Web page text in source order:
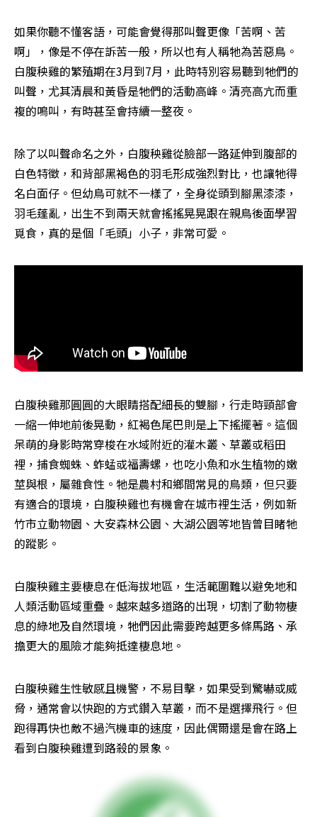
如果你聽不懂客語，可能會覺得那叫聲更像「苦啊、苦
啊」，像是不停在訴苦一般，所以也有人稱牠為苦惡鳥。
白腹秧雞的繁殖期在3月到7月，此時特別容易聽到牠們的
叫聲，尤其清晨和黃昏是牠們的活動高峰。清亮高亢而重
複的鳴叫，有時甚至會持續一整夜。
除了以叫聲命名之外，白腹秧雞從臉部一路延伸到腹部的
白色特徵，和背部黑褐色的羽毛形成強烈對比，也讓牠得
名白面仔。但幼鳥可就不一樣了，全身從頭到腳黑漆漆，
羽毛蓬亂，出生不到兩天就會搖搖晃晃跟在親鳥後面學習
覓食，真的是個「毛頭」小子，非常可愛。
白腹秧雞那圓圓的大眼睛搭配細長的雙腳，行走時頸部會
一縮一伸地前後晃動，紅褐色尾巴則是上下搖擺著。這個
呆萌的身影時常穿梭在水域附近的灌木叢、草叢或稻田
裡，捕食蜘蛛、蚱蜢或福壽螺，也吃小魚和水生植物的嫩
莖與根，屬雜食性。牠是農村和鄉間常見的鳥類，但只要
有適合的環境，白腹秧雞也有機會在城市裡生活，例如新
竹市立動物園、大安森林公園、大湖公園等地皆曾目睹牠
的蹤影。
白腹秧雞主要棲息在低海拔地區，生活範圍難以避免地和
人類活動區域重疊。越來越多道路的出現，切割了動物棲
息的綠地及自然環境，牠們因此需要跨越更多條馬路、承
擔更大的風險才能夠抵達棲息地。
白腹秧雞生性敏感且機警，不易目擊，如果受到驚嚇或威
脅，通常會以快跑的方式鑽入草叢，而不是選擇飛行。但
跑得再快也敵不過汽機車的速度，因此偶爾還是會在路上
看到白腹秧雞遭到路殺的景象。